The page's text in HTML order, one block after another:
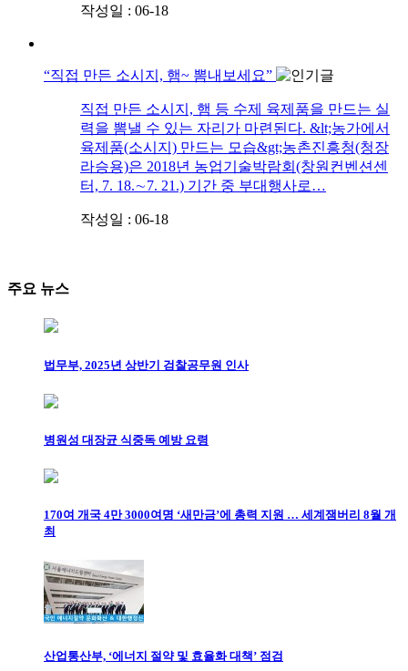
작성일 : 06-18
“직접 만든 소시지, 햄~ 뽐내보세요”
직접 만든 소시지, 햄 등 수제 육제품을 만드는 실
력을 뽐낼 수 있는 자리가 마련된다. &lt;농가에서
육제품(소시지) 만드는 모습&gt;농촌진흥청(청장
라승용)은 2018년 농업기술박람회(창원컨벤션센
터, 7. 18.∼7. 21.) 기간 중 부대행사로…
작성일 : 06-18
주요 뉴스
법무부, 2025년 상반기 검찰공무원 인사
병원성 대장균 식중독 예방 요령
170여 개국 4만 3000여명 ‘새만금’에 총력 지원 … 세계잼버리 8월 개
최
산업통산부, ‘에너지 절약 및 효율화 대책’ 점검